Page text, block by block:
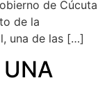
de Cúcuta
de la
una de las […]
UNA